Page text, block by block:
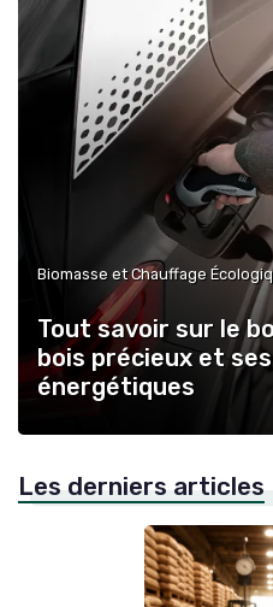
Biomasse et Chauffage
Tout savoir sur le
bois précieux et
énergétiques
Les derniers articles